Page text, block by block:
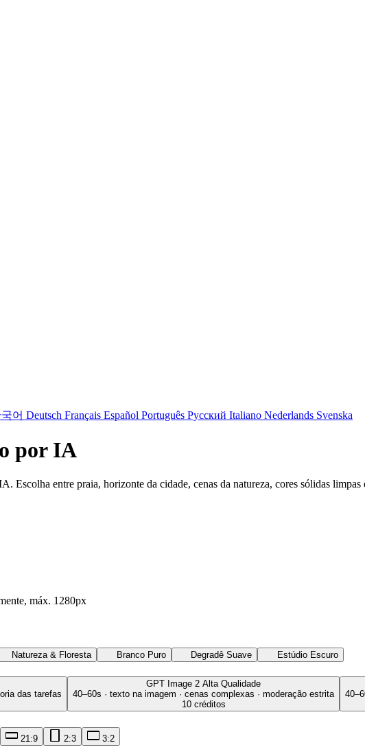
어 Deutsch Français Español Português Русский Italiano Nederlands Svenska
por IA
Escolha entre praia, horizonte da cidade, cenas da natureza, cores sólidas
máx. 1280px
Natureza & Floresta Branco Puro Degradê Suave
Estúdio Escuro
das tarefas
GPT Image 2 Alta Qualidade
40–60s · texto na imagem · cenas complexas · moderação estrita
10 créditos
21:9 2:3 3:2